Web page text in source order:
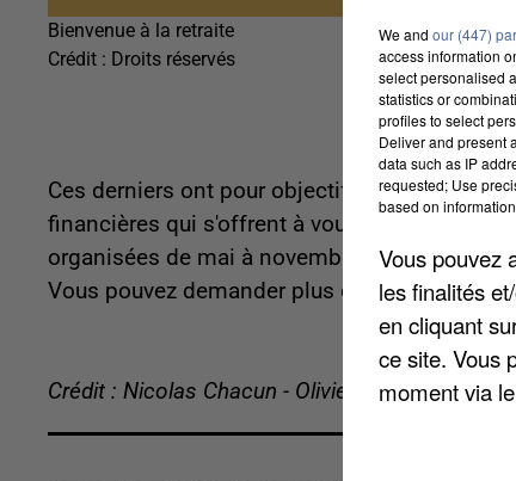
Bienvenue à la retraite
Crédit : Droits réservés
Ces derniers ont pour objectifs de permettre
financières qui s'offrent à vous une fois à la
organisées de mai à novembre 2023 à
Vous pouvez demander plus d'infos en
Crédit : Nicolas Chacun - Olivier Doyen
We and our (447)
access information
select personalised
statistics or
profiles to select
Deliver and present
data such as IP
requested; Use
based on
Vous pouvez
les finalités
en cliquant
ce site. Vous
moment via